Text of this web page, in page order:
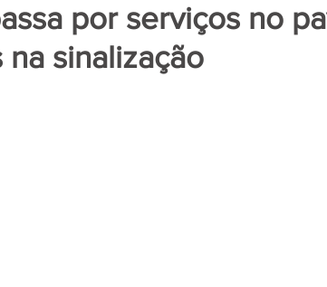
por serviços no
na sinalização
de 5 estrelas.